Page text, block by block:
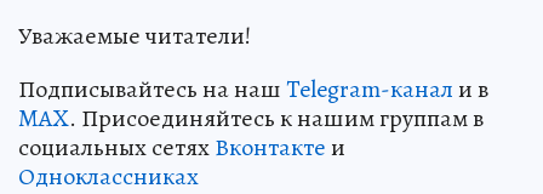
Уважаемые читатели!
Подписывайтесь на нашTelegram-канали в
MAX. Присоединяйтесь к нашим группам в
социальных сетяхВконтактеи
Одноклассниках